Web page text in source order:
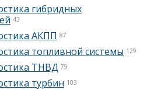
гибридных
43
АКПП 87
топливной системы 129
ТНВД 79
турбин 103